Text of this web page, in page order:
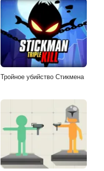
Тройное убийство Стикмена